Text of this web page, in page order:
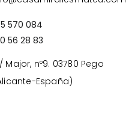
570 084
56 28 83
Major, nº9. 03780 Pego
España)